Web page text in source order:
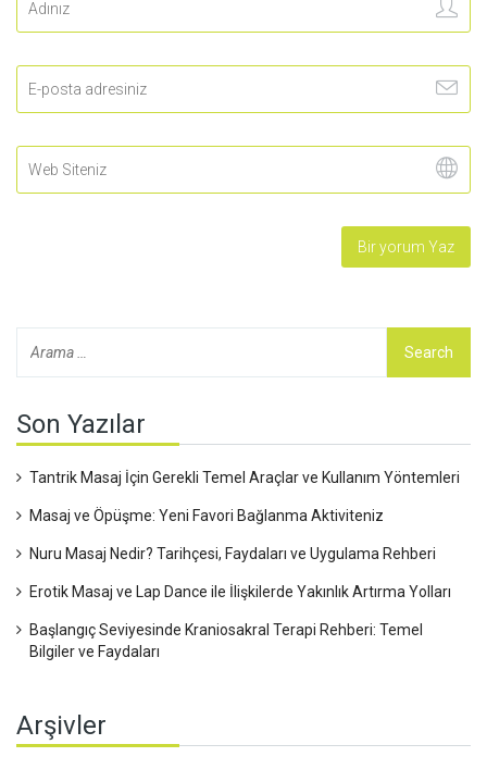
Son Yazılar
Tantrik Masaj İçin Gerekli Temel Araçlar ve Kullanım Yöntemleri
Masaj ve Öpüşme: Yeni Favori Bağlanma Aktiviteniz
Nuru Masaj Nedir? Tarihçesi, Faydaları ve Uygulama Rehberi
Erotik Masaj ve Lap Dance ile İlişkilerde Yakınlık Artırma Yolları
Başlangıç Seviyesinde Kraniosakral Terapi Rehberi: Temel
Bilgiler ve Faydaları
Arşivler